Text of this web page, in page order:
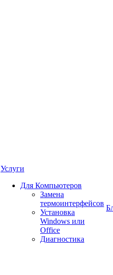
Услуги
Для Компьютеров
Замена
термоинтерфейсов
Установка
Windows или
Office
Диагностика